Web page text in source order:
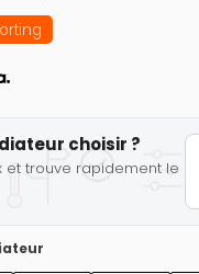
choisir ?
et trouve rapidement le